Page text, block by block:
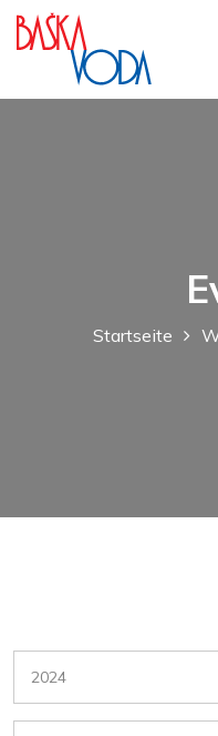
Startseite
2024